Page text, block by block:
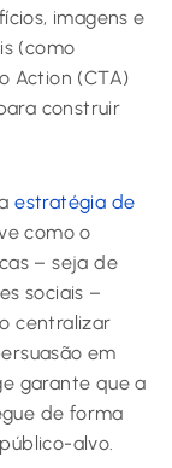
imagens e
(como
Action (CTA)
construir
estratégia de
como o
– seja de
sociais –
centralizar
em
garante que a
de forma
alvo.